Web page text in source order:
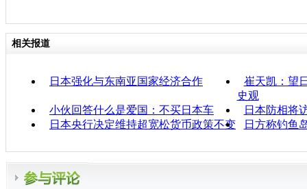
相关报道
日本强化与东南亚国家经济合作
崔天凯：望
史观
小伙回答什么是爱国：不买日本车
日本防相将
日本央行决定维持超宽松货币政策不变
日方称钓鱼